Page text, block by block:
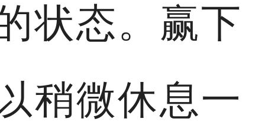
状态。赢下
稍微休息一